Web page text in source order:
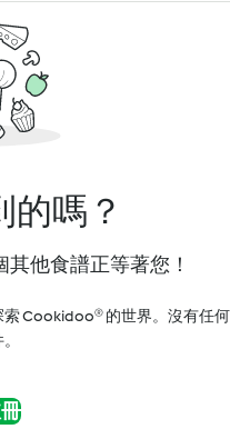
的嗎？
他食譜正等著您！
Cookidoo® 的世界。沒有任何